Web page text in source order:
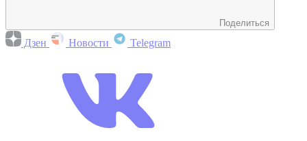
Поделиться
Дзен Новости Telegram